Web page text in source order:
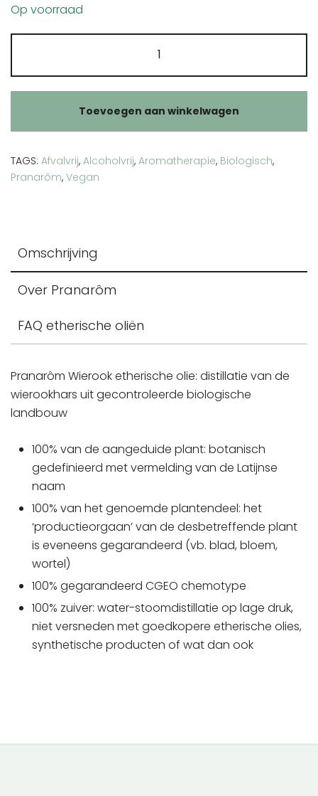
Op voorraad
Wierook
etherische
aantal
Toevoegen aan winkelwagen
TAGS: Afvalvrij, Alcoholvrij, Aromatherapie, Biologisch,
Pranarôm, Vegan
Omschrijving
Over Pranarôm
FAQ etherische oliën
Pranarôm Wierook etherische olie: distillatie van de
wierookhars uit gecontroleerde biologische
landbouw
100% van de aangeduide plant: botanisch
gedefinieerd met vermelding van de Latijnse
naam
100% van het genoemde plantendeel: het
‘productieorgaan’ van de desbetreffende plant
is eveneens gegarandeerd (vb. blad, bloem,
wortel)
100% gegarandeerd CGEO chemotype
100% zuiver: water-stoomdistillatie op lage druk,
niet versneden met goedkopere etherische olies,
synthetische producten of wat dan ook